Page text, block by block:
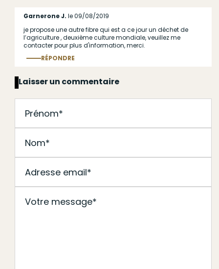
Garnerone J. le 09/08/2019
je propose une autre fibre qui est a ce jour un déchet de
l’agriculture , deuxième culture mondiale, veuillez me
contacter pour plus d'information, merci.
RÉPONDRE
Laisser un commentaire